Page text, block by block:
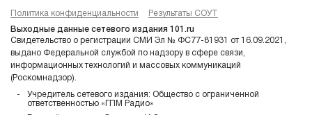
Политика конфиденциальности Результаты СОУТ
Выходные данные сетевого издания 101.ru
Свидетельство о регистрации СМИ Эл № ФС77-81931 от 16.09.2021,
выдано Федеральной службой по надзору в сфере связи,
информационных технологий и массовых коммуникаций
(Роскомнадзор).
Учредитель сетевого издания: Общество с ограниченной
ответственностью «ГПМ Радио»